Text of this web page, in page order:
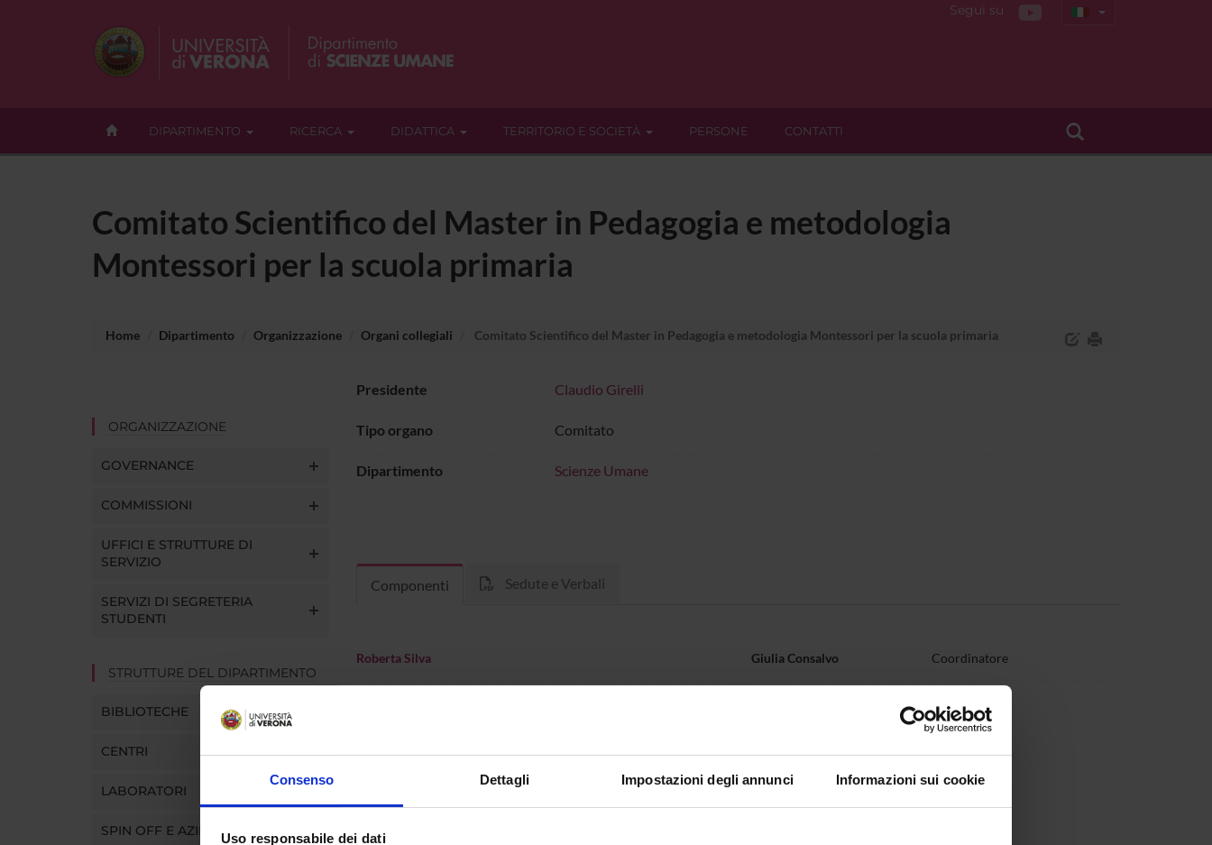
Consenso Dettagli Impostazioni degli annunci Informazioni sui cookie
Uso responsabile dei dati
Segui su
DIPARTIMENTO RICERCA DIDATTICA TERRITORIO E SOCIETÀ PERSONE CONTATTI
Comitato Scientifico del Master in Pedagogia e metodologia
Montessori per la scuola primaria
Home Dipartimento Organizzazione Organi collegiali Comitato Scientifico del Master in Pedagogia e metodologia Montessori per la scuola primaria
ORGANIZZAZIONE
GOVERNANCE
COMMISSIONI
UFFICI E STRUTTURE DI
SERVIZIO
SERVIZI DI SEGRETERIA
STUDENTI
STRUTTURE DEL DIPARTIMENTO
BIBLIOTECHE
CENTRI
LABORATORI
SPIN OFF E AZIENDE
Presidente Claudio Girelli
Tipo organo Comitato
Dipartimento Scienze Umane
Componenti Sedute e Verbali
Roberta Silva Giulia Consalvo Coordinatore